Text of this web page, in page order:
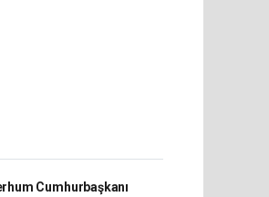
Cumhurbaşkanı